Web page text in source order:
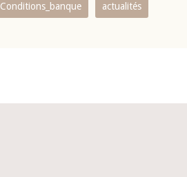
Conditions_banque actualités